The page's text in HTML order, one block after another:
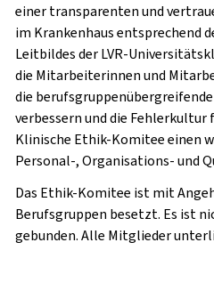
einer transparenten und
im Krankenhaus entsprechend
Leitbildes der LVR-
die Mitarbeiterinnen und
die
verbessern und die
Klinische Ethik-Komitee einen
Personal-, Organisations- und
Das Ethik-Komitee ist mit
Berufsgruppen besetzt. Es ist
gebunden. Alle Mitglieder